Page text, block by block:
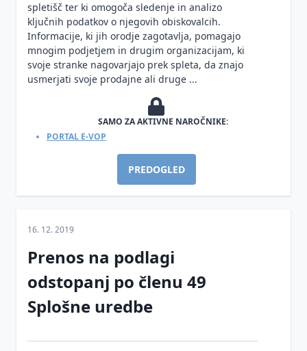
obdelavo
osebnih
podatkov
Ocena
učinkov
podatkov
Umetna
Evropska
zakonodaja
Direktiva o
varstvu
Nacionalna
zakonodaja
Zakon o
osebnih
Pooblaščena
spletišč ter ki omogoča sledenje in analizo
ključnih podatkov o njegovih obiskovalcih.
Informacije, ki jih orodje zagotavlja, pomagajo
mnogim podjetjem in drugim organizacijam, ki
svoje stranke nagovarjajo prek spleta, da znajo
usmerjati svoje prodajne ali druge ...
SAMO ZA AKTIVNE NAROČNIKE:
PORTAL E-VOP
PREDOGLED
16. 12. 2019
Prenos na podlagi
odstopanj po členu 49
Splošne uredbe